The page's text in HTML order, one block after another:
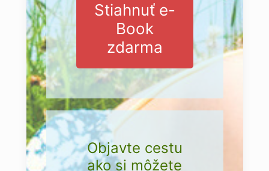
Stiahnuť e-
Book
zdarma
Objavte cestu
ako si môžete